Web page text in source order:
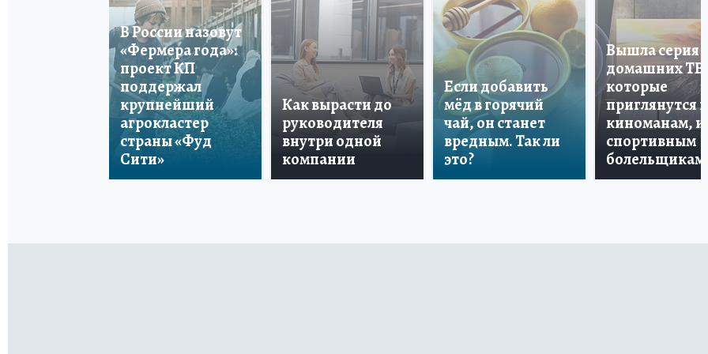
В России назовут
«Фермера года»:
проект КП
поддержал
крупнейший
агрокластер
страны «Фуд
Сити»
Как вырасти до
руководителя
внутри одной
компании
Если добавить
мёд в горячий
чай, он станет
вредным. Так ли
это?
Вышла серия
домашних ТВ,
которые
приглянутся и
киноманам, и
спортивным
болельщикам